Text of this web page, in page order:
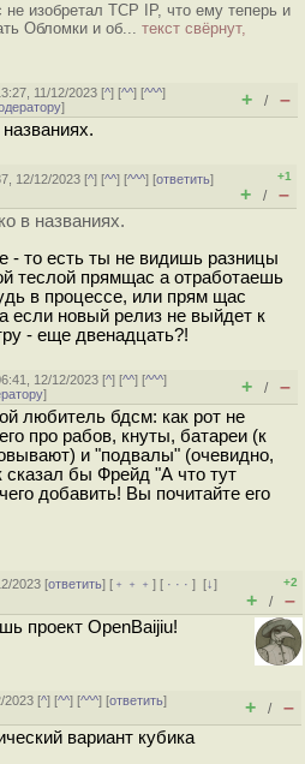
изобретал TCP IP, что ему теперь и
Обломки и об... текст свёрнут,
11/12/2023 [^] [^^] [^^^]
] + / –
12/12/2023 [^] [^^] [^^^] [ответить]
+1
+ / –
в названиях.
- то есть ты не видишь разницы
теслой прямщас а отработаешь
в процессе, или прям щас
если новый релиз не выйдет к
- еще двенадцать?!
12/12/2023 [^] [^^] [^^^]
] + / –
любитель бдсм: как рот не
про рабов, кнуты, батареи (к
и "подвалы" (очевидно,
сказал бы Фрейд "А что тут
добавить! Вы почитайте его
2023 [ответить] [ ﹢﹢﹢] [ · · ·][↓]
+2
+ / –
проект OpenBaijiu!
2023 [^] [^^] [^^^] [ответить]
+ / –
вариант кубика